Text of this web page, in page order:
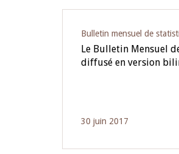
Bulletin mensuel de
Le Bulletin Mensuel
diffusé en version
30 juin 2017